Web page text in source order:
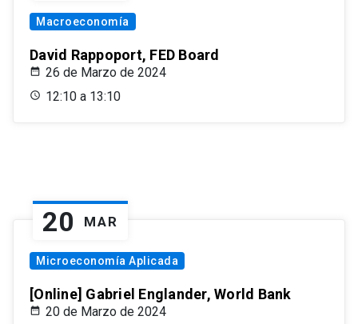
Macroeconomía
David Rappoport, FED Board
26 de Marzo de 2024
12:10 a 13:10
20 MAR
Microeconomía Aplicada
[Online] Gabriel Englander, World Bank
20 de Marzo de 2024